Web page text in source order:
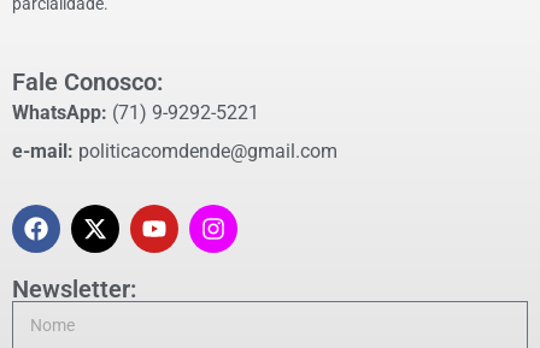
Fale Conosco:
WhatsApp: (71) 9-9292-5221
e-mail: politicacomdende@gmail.com
Newsletter: